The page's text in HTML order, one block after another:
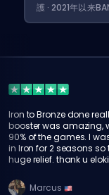
護 · 2021年以来
Iron to Bronze done
booster was amazing,
90% of the games. I
in Iron for 2 seasons so
huge relief. thank u
Marcus